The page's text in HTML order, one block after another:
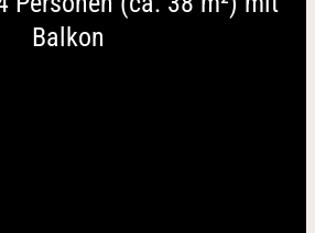
Balkon